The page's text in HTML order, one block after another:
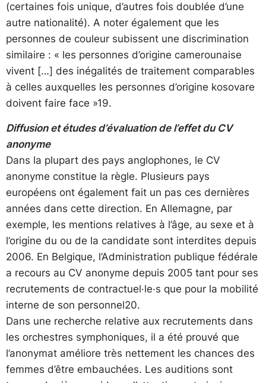
(certaines fois unique, d’autres fois doublée d’une
autre nationalité). A noter également que les
personnes de couleur subissent une discrimination
similaire : « les personnes d’origine camerounaise
vivent […] des inégalités de traitement comparables
à celles auxquelles les personnes d’origine kosovare
doivent faire face »19.
Diffusion et études d’évaluation de l’effet du CV
anonyme
Dans la plupart des pays anglophones, le CV
anonyme constitue la règle. Plusieurs pays
européens ont également fait un pas ces dernières
années dans cette direction. En Allemagne, par
exemple, les mentions relatives à l’âge, au sexe et à
l’origine du ou de la candidate sont interdites depuis
2006. En Belgique, l’Administration publique fédérale
a recours au CV anonyme depuis 2005 tant pour ses
recrutements de contractuel·le·s que pour la mobilité
interne de son personnel20.
Dans une recherche relative aux recrutements dans
les orchestres symphoniques, il a été prouvé que
l’anonymat améliore très nettement les chances des
femmes d’être embauchées. Les auditions sont